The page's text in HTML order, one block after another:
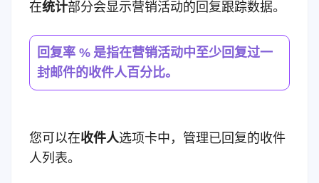
在统计部分会显示营销活动的回复跟踪数据。
回复率 % 是指在营销活动中至少回复过一
封邮件的收件人百分比。
您可以在收件人选项卡中，管理已回复的收件
人列表。